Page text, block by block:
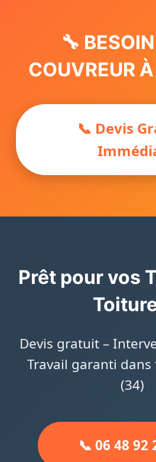
🔧
COUVREUR
📞 Devis
Prêt pour vos
Devis gratuit –
Travail garanti dans
(34)
📞 06 48 92